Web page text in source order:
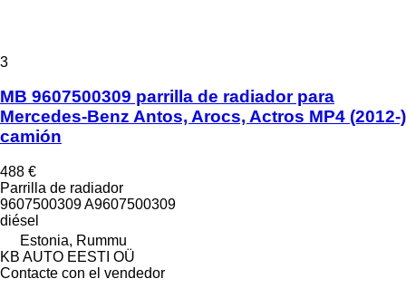
3
MB 9607500309 parrilla de radiador para
Mercedes-Benz Antos, Arocs, Actros MP4 (2012-)
camión
488 €
Parrilla de radiador
9607500309 A9607500309
diésel
Estonia, Rummu
KB AUTO EESTI OÜ
Contacte con el vendedor